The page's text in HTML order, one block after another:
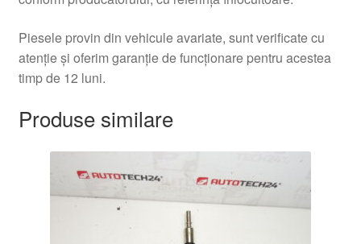
Piesele provin din vehicule avariate, sunt verificate cu
atenție și oferim garanție de funcționare pentru acestea
timp de 12 luni.
Produse similare